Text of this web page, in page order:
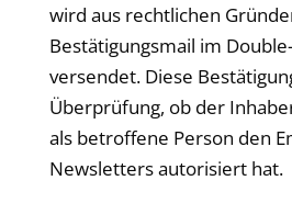
wird aus rechtlichen
Bestätigungsmail im
versendet. Diese
Überprüfung, ob der
als betroffene Person den
Newsletters autorisiert hat.